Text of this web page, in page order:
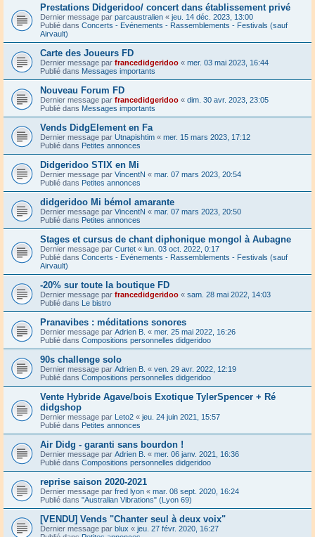
Prestations Didgeridoo/ concert dans établissement privé
Dernier message par parcaustralien « jeu. 14 déc. 2023, 13:00
Publié dans Concerts - Evénements - Rassemblements - Festivals (sauf
Airvault)
Carte des Joueurs FD
Dernier message par francedidgeridoo « mer. 03 mai 2023, 16:44
Publié dans Messages importants
Nouveau Forum FD
Dernier message par francedidgeridoo « dim. 30 avr. 2023, 23:05
Publié dans Messages importants
Vends DidgElement en Fa
Dernier message par Utnapishtim « mer. 15 mars 2023, 17:12
Publié dans Petites annonces
Didgeridoo STIX en Mi
Dernier message par VincentN « mar. 07 mars 2023, 20:54
Publié dans Petites annonces
didgeridoo Mi bémol amarante
Dernier message par VincentN « mar. 07 mars 2023, 20:50
Publié dans Petites annonces
Stages et cursus de chant diphonique mongol à Aubagne
Dernier message par Curtet « lun. 03 oct. 2022, 0:17
Publié dans Concerts - Evénements - Rassemblements - Festivals (sauf
Airvault)
-20% sur toute la boutique FD
Dernier message par francedidgeridoo « sam. 28 mai 2022, 14:03
Publié dans Le bistro
Pranavibes : méditations sonores
Dernier message par Adrien B. « mer. 25 mai 2022, 16:26
Publié dans Compositions personnelles didgeridoo
90s challenge solo
Dernier message par Adrien B. « ven. 29 avr. 2022, 12:19
Publié dans Compositions personnelles didgeridoo
Vente Hybride Agave/bois Exotique TylerSpencer + Ré
didgshop
Dernier message par Leto2 « jeu. 24 juin 2021, 15:57
Publié dans Petites annonces
Air Didg - garanti sans bourdon !
Dernier message par Adrien B. « mer. 06 janv. 2021, 16:36
Publié dans Compositions personnelles didgeridoo
reprise saison 2020-2021
Dernier message par fred lyon « mar. 08 sept. 2020, 16:24
Publié dans "Australian Vibrations" (Lyon 69)
[VENDU] Vends "Chanter seul à deux voix"
Dernier message par blux « jeu. 27 févr. 2020, 16:27